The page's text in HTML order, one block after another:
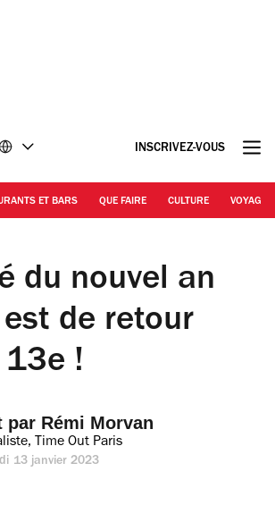
INSCRIVEZ-VOUS
ET BARS QUE FAIRE CULTURE VOYAGE
du nouvel an
de retour
!
par Rémi Morvan
Time Out Paris
13 janvier 2023